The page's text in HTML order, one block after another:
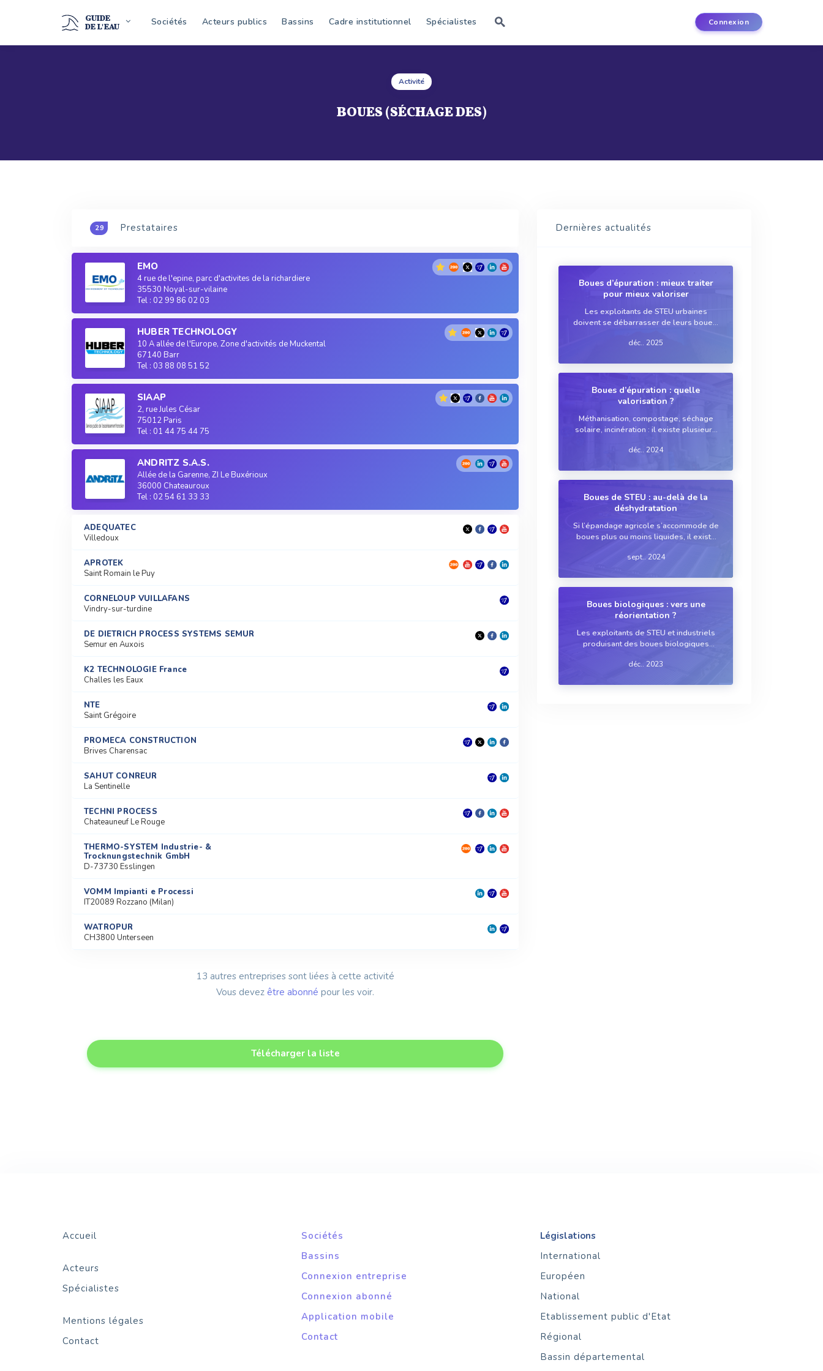
GUIDE
DE L'EAU Sociétés Acteurs publics Bassins Cadre institutionnel Spécialistes Connexion
Activité
BOUES (SÉCHAGE DES)
29 Prestataires
EMO
4 rue de l'epine, parc d'activites de la richardiere
35530 Noyal-sur-vilaine
Tel : 02 99 86 02 03
HUBER TECHNOLOGY
10 A allée de l'Europe, Zone d'activités de Muckental
67140 Barr
Tel : 03 88 08 51 52
SIAAP
2, rue Jules César
75012 Paris
Tel : 01 44 75 44 75
ANDRITZ S.A.S.
Allée de la Garenne, ZI Le Buxérioux
36000 Chateauroux
Tel : 02 54 61 33 33
ADEQUATEC
Villedoux
APROTEK
Saint Romain le Puy
CORNELOUP VUILLAFANS
Vindry-sur-turdine
DE DIETRICH PROCESS SYSTEMS SEMUR
Semur en Auxois
K2 TECHNOLOGIE France
Challes les Eaux
NTE
Saint Grégoire
PROMECA CONSTRUCTION
Brives Charensac
SAHUT CONREUR
La Sentinelle
TECHNI PROCESS
Chateauneuf Le Rouge
THERMO-SYSTEM Industrie- &
Trocknungstechnik GmbH
D-73730 Esslingen
VOMM Impianti e Processi
IT20089 Rozzano (Milan)
WATROPUR
CH3800 Unterseen
13 autres entreprises sont liées à cette activité
Vous devez être abonné pour les voir.
Télécharger la liste
Dernières actualités
Boues d’épuration : mieux traiter
pour mieux valoriser
Les exploitants de STEU urbaines
doivent se débarrasser de leurs boues,
existe plusieurs exutoires possibles,
préparation. Un point sur ces
déc.. 2025
Boues d’épuration : quelle
valorisation ?
Méthanisation, compostage, séchage
solaire, incinération : il existe plusieurs
boues de STEU, qui représentent
l’exploitant. Petit tour d’horizon des
déc.. 2024
Boues de STEU : au-delà de la
déshydratation
Si l’épandage agricole s’accommode de
boues plus ou moins liquides, il existe
STEU doit sécher ses boues pour les
manière. Plusieurs solutions, classiques
sept.. 2024
Boues biologiques : vers une
réorientation ?
Les exploitants de STEU et industriels
produisant des boues biologiques
de traitement et de filières de
cependant remettre leurs habitudes en
déc.. 2023
Accueil
Acteurs
Spécialistes
Mentions légales
Contact
Sociétés
Bassins
Connexion entreprise
Connexion abonné
Application mobile
Contact
Législations
International
Européen
National
Etablissement public d'Etat
Régional
Bassin départemental